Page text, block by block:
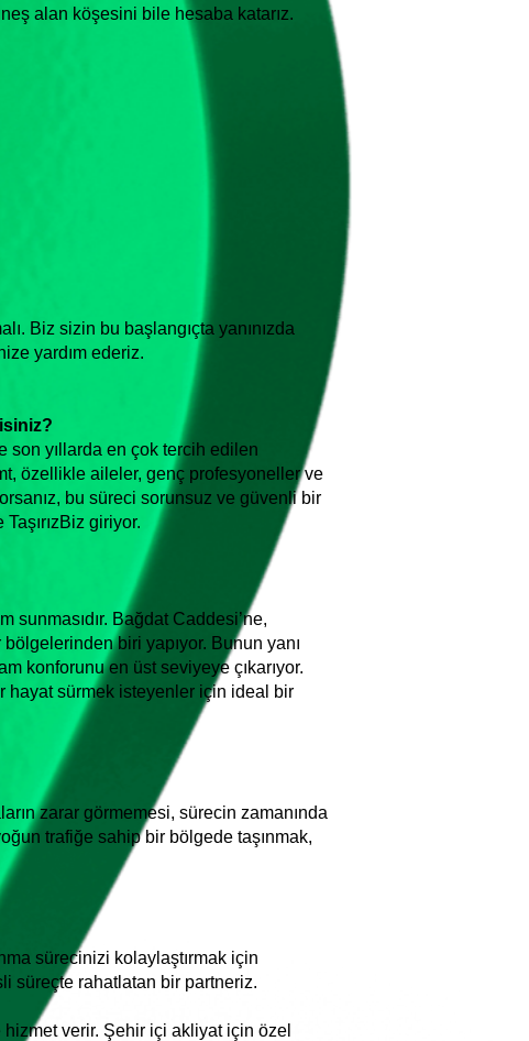
alan köşesini bile hesaba katarız.
Biz sizin bu başlangıçta yanınızda
yardım ederiz.
son yıllarda en çok tercih edilen
özellikle aileler, genç profesyoneller ve
bu süreci sorunsuz ve güvenli bir
giriyor.
sunmasıdır. Bağdat Caddesi’ne,
bölgelerinden biri yapıyor. Bunun yanı
konforunu en üst seviyeye çıkarıyor.
hayat sürmek isteyenler için ideal bir
zarar görmemesi, sürecin zamanında
trafiğe sahip bir bölgede taşınmak,
sürecinizi kolaylaştırmak için
süreçte rahatlatan bir partneriz.
hizmet verir. Şehir içi akliyat için özel